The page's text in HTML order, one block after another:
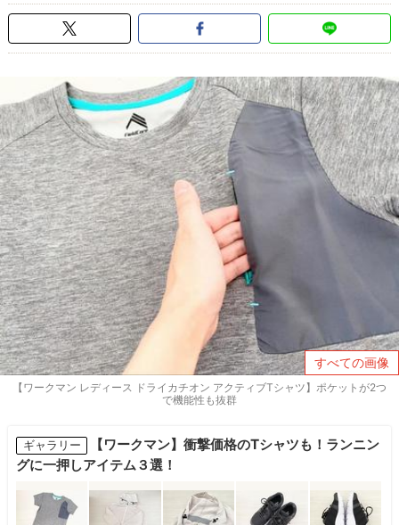
すべての画像
【ワークマン レディース ドライカチオン アクティブTシャツ】ポケットが2つ
で機能性も抜群
ギャラリー
【ワークマン】衝撃価格のTシャツも！ランニン
グに一押しアイテム３選！